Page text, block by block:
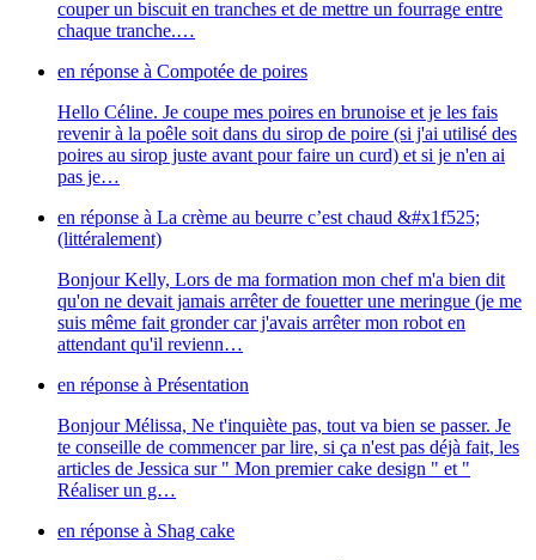
couper un biscuit en tranches et de mettre un fourrage entre
chaque tranche.…
en réponse à Compotée de poires
Hello Céline. Je coupe mes poires en brunoise et je les fais
revenir à la poêle soit dans du sirop de poire (si j'ai utilisé des
poires au sirop juste avant pour faire un curd) et si je n'en ai
pas je…
en réponse à La crème au beurre c’est chaud &#x1f525;
(littéralement)
Bonjour Kelly, Lors de ma formation mon chef m'a bien dit
qu'on ne devait jamais arrêter de fouetter une meringue (je me
suis même fait gronder car j'avais arrêter mon robot en
attendant qu'il revienn…
en réponse à Présentation
Bonjour Mélissa, Ne t'inquiète pas, tout va bien se passer. Je
te conseille de commencer par lire, si ça n'est pas déjà fait, les
articles de Jessica sur " Mon premier cake design " et "
Réaliser un g…
en réponse à Shag cake